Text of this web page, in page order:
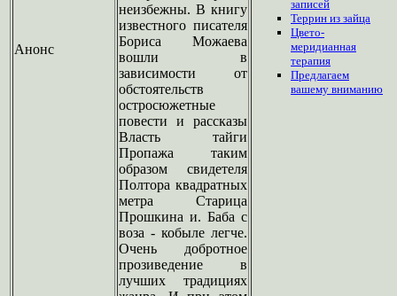
Анонс
неизбежны. В книгу
известного писателя
Бориса Можаева
вошли в
зависимости от
обстоятельств
остросюжетные
повести и рассказы
Власть тайги
Пропажа таким
образом свидетеля
Полтора квадратных
метра Старица
Прошкина и. Баба с
воза - кобыле легче.
Очень добротное
прозиведение в
лучших традициях
записей
Террин из зайца
Цвето-
меридианная
терапия
Предлагаем
вашему вниманию